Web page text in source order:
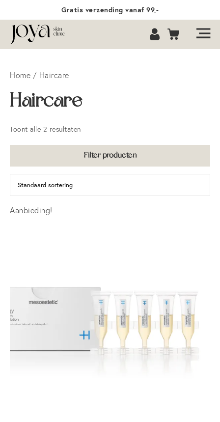
Gratis verzending vanaf 99,-
Home / Haircare
Haircare
Toont alle 2 resultaten
Filter producten
Aanbieding!